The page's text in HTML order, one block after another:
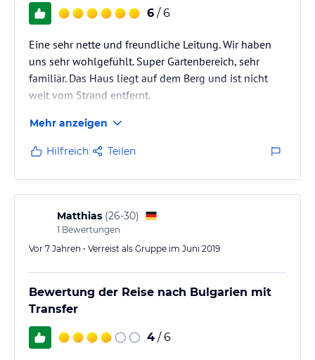
6 / 6
Eine sehr nette und freundliche Leitung. Wir haben
uns sehr wohlgefühlt. Super Gartenbereich, sehr
familiär. Das Haus liegt auf dem Berg und ist nicht
weit vom Strand entfernt.
Mehr anzeigen
Hilfreich Teilen
Matthias (26-30)
1 Bewertungen
Vor 7 Jahren • Verreist als Gruppe im Juni 2019
Bewertung der Reise nach Bulgarien mit
Transfer
4 / 6